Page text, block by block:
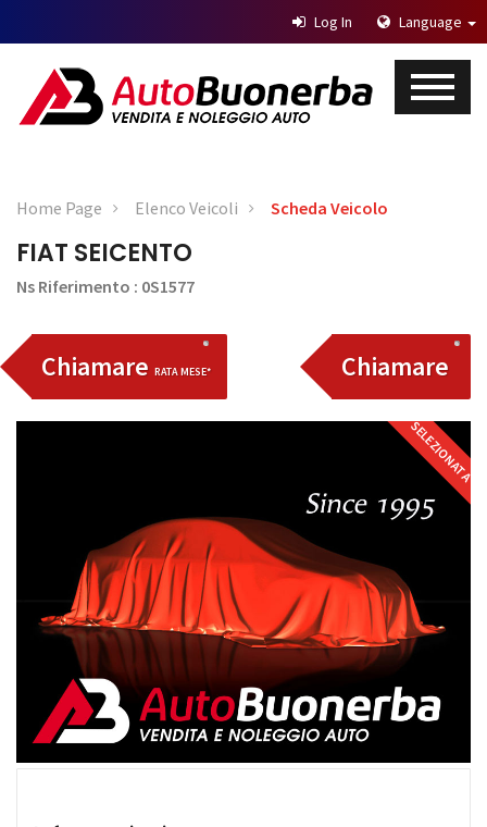
Log In Language
Home Page Elenco Veicoli Scheda Veicolo
FIAT SEICENTO
Ns Riferimento : 0S1577
Chiamare RATA MESE* Chiamare
SELEZIONATA